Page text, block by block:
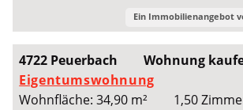
Ein Immobilienangebot
4722 Peuerbach
Wohnung
Eigentumswohnung
Wohnfläche: 34,90 m²
1,50